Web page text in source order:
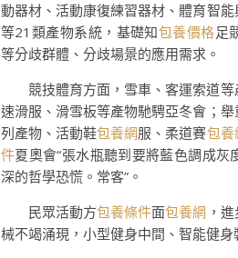
動器材、活動康復練習器材、體育智
等21類產物系統，基礎知包養價格足
等分歧群體、分歧場景的應用需求。
競技體育方面，雪車、客運索道等
速滑服、滑雪板等產物馳騁亞冬會；
列產物、活動鞋包養網服、柔道賽包養
件夏奧會“張水瓶聽到要將藍色調成
深的哲學恐慌。常客”。
民眾活動方包養條件面包養網 ，
械不竭涌現，小型健身中間、智能健身